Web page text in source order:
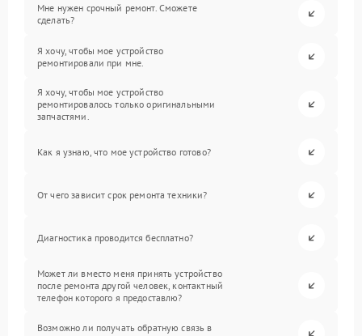
Мне нужен срочный ремонт. Сможете
сделать?
Я хочу, чтобы мое устройство
ремонтировали при мне.
Я хочу, чтобы мое устройство
ремонтировалось только оригинальными
запчастями.
Как я узнаю, что мое устройство готово?
От чего зависит срок ремонта техники?
Диагностика проводится бесплатно?
Может ли вместо меня принять устройство
после ремонта другой человек, контактный
телефон которого я предоставлю?
Возможно ли получать обратную связь в